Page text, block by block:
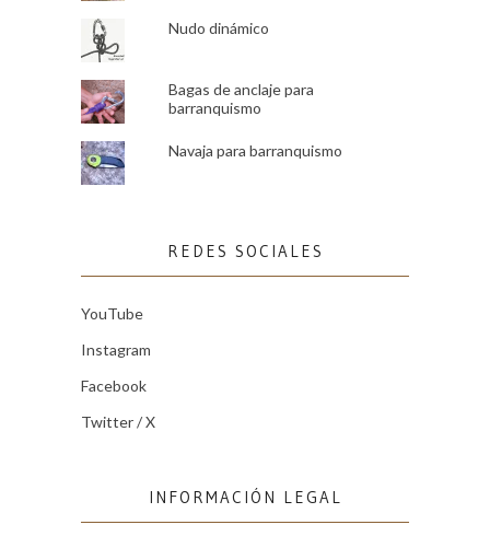
Nudo dinámico
Bagas de anclaje para
barranquismo
Navaja para barranquismo
REDES SOCIALES
YouTube
Instagram
Facebook
Twitter / X
INFORMACIÓN LEGAL